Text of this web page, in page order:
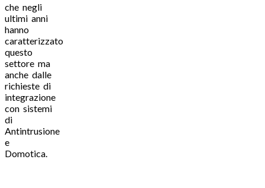
che negli
ultimi anni
hanno
caratterizzato
questo
settore ma
anche dalle
richieste di
integrazione
con sistemi
di
Antintrusione
e
Domotica.